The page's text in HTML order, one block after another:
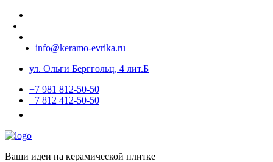
info@keramo-evrika.ru
ул. Ольги Берггольц, 4 лит.Б
+7 981 812-50-50
+7 812 412-50-50
Ваши идеи на керамической плитке